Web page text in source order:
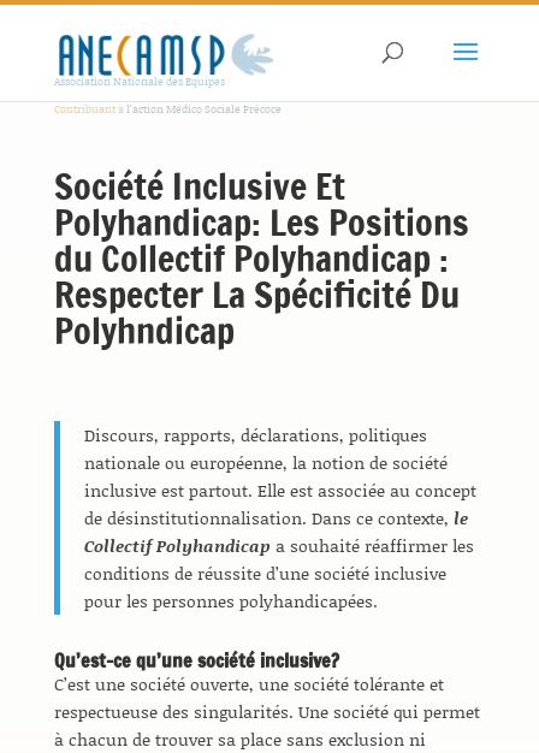
Association Nationale des Equipes
Contribuant àl'action Médico Sociale Précoce
Société Inclusive Et
Polyhandicap: Les Positions
du Collectif Polyhandicap :
Respecter La Spécificité Du
Polyhndicap
Discours, rapports, déclarations, politiques
nationale ou européenne, la notion de société
inclusive est partout. Elle est associée au concept
de désinstitutionnalisation. Dans ce contexte, le
Collectif Polyhandicap a souhaité réaffirmer les
conditions de réussite d’une société inclusive
pour les personnes polyhandicapées.
Qu’est-ce qu’une société inclusive?
C’est une société ouverte, une société tolérante et
respectueuse des singularités. Une société qui permet
à chacun de trouver sa place sans exclusion ni